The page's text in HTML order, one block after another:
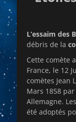
L’essaim des
débris de la
Cette comète
France, le 12
comètes Jean
Mars 1858
Allemagne.
été adoptés